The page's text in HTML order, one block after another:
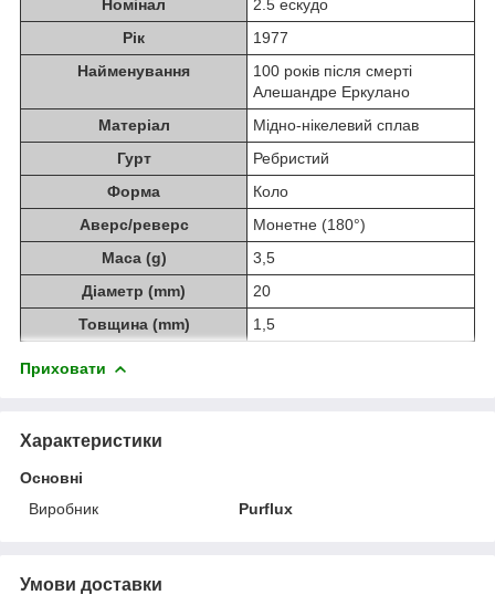
Номінал
2.5 ескудо
Рік
1977
Найменування
100 років після смерті
Алешандре Еркулано
Матеріал
Мідно-нікелевий сплав
Гурт
Ребристий
Форма
Коло
Аверс/реверс
Монетне (180°)
Маса (g)
3,5
Діаметр (mm)
20
Товщина (mm)
1,5
Приховати
Характеристики
Основні
Виробник
Purflux
Умови доставки